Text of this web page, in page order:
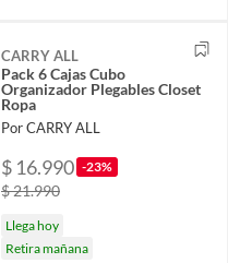
CARRY ALL
Pack 6 Cajas Cubo
Organizador Plegables Closet
Ropa
Por CARRY ALL
$ 16.990 -23%
$ 21.990
Llega hoy
Retira mañana